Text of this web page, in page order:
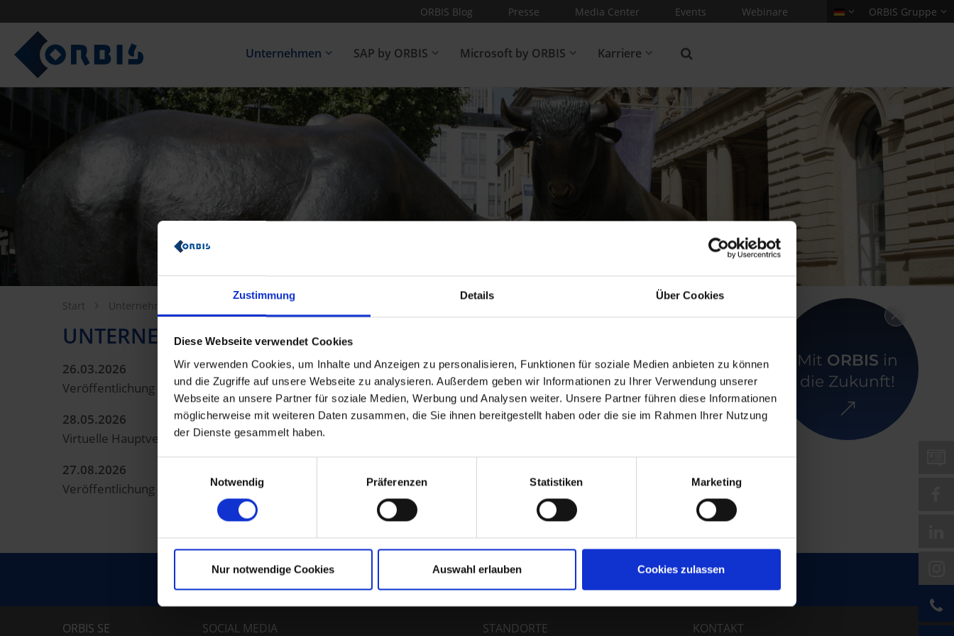
Zustimmung Details Über Cookies
Diese Webseite verwendet Cookies
Wir verwenden Cookies, um Inhalte und Anzeigen zu personalisieren, Funktionen für soziale Medien anbieten zu können
und die Zugriffe auf unsere Webseite zu analysieren. Außerdem geben wir Informationen zu Ihrer Verwendung unserer
Webseite an unsere Partner für soziale Medien, Werbung und Analysen weiter. Unsere Partner führen diese Informationen
möglicherweise mit weiteren Daten zusammen, die Sie ihnen bereitgestellt haben oder die sie im Rahmen Ihrer Nutzung
der Dienste gesammelt haben.
Notwendig
Präferenzen Statistiken Marketing
Nur notwendige Cookies Auswahl erlauben Cookies zulassen
Mit ORBIS in
die Zukunft!
ORBIS Blog Presse Media Center Events Webinare ORBIS Gruppe
Unternehmen SAP by ORBIS Microsoft by ORBIS Karriere
Start Unternehmen
UNTERNEHMENSKALENDER 2026
26.03.2026
Veröffentlichung Konzern-Geschäftsbericht 2025 und Jahresabschluss 2025 der ORBIS SE
28.05.2026
Virtuelle Hauptversammlung der ORBIS SE
27.08.2026
Veröffentlichung Konzern-Finanzbericht (Halbjahr 2026)
KONTAKT
ORBIS SE SOCIAL MEDIA STANDORTE KONTAKT